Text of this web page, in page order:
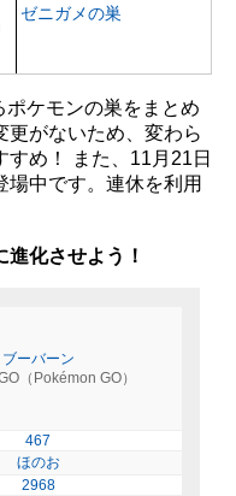
ゼニガメの巣
ケモンの巣をまとめ
更がないため、変わら
すめ！ また、11月21日
場中です。連休を利用
化させよう！
ブーバーン
（Pokémon GO）
467
ほのお
2968